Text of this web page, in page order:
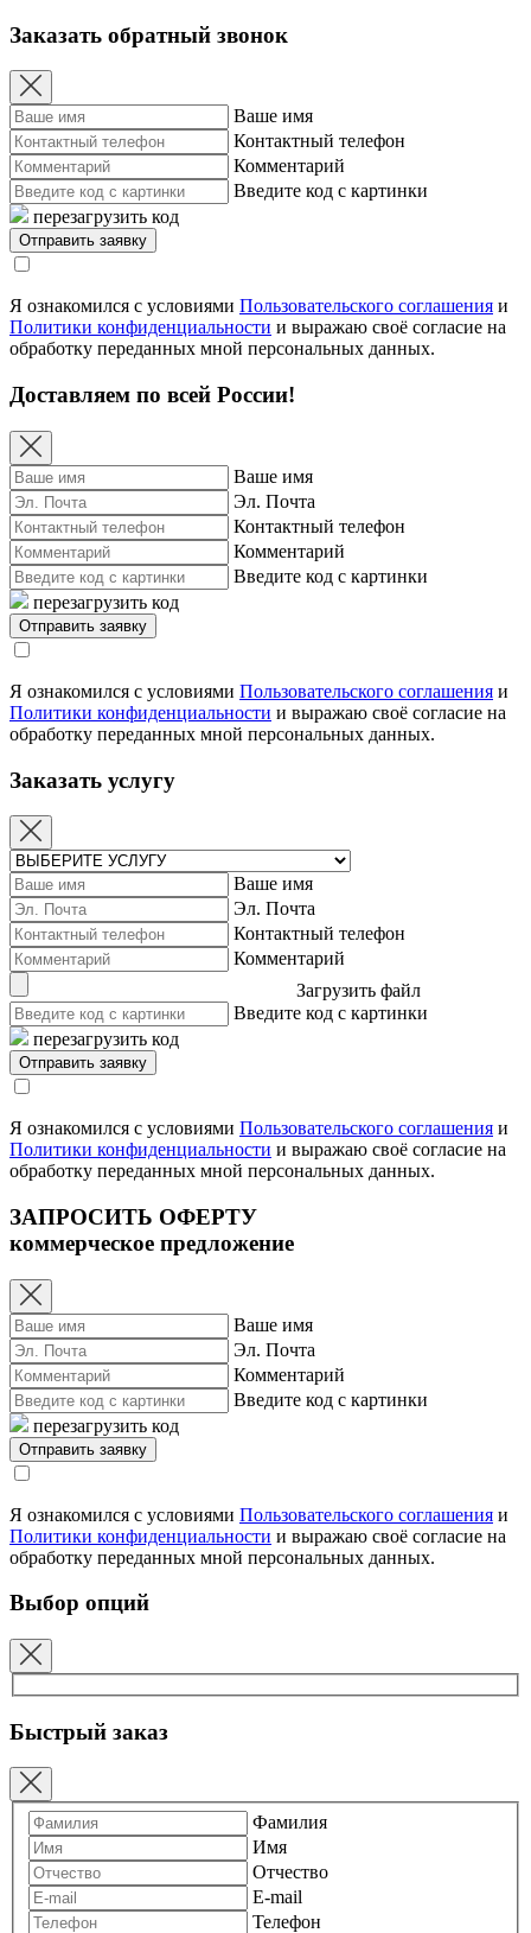
Заказать обратный звонок
Ваше имя
Контактный телефон
Комментарий
Введите код с картинки
перезагрузить код
Я ознакомился с условиями Пользовательского соглашения и
Политики конфиденциальности и выражаю своё согласие на
обработку переданных мной персональных данных.
Доставляем по всей России!
Ваше имя
Эл. Почта
Контактный телефон
Комментарий
Введите код с картинки
перезагрузить код
Я ознакомился с условиями Пользовательского соглашения и
Политики конфиденциальности и выражаю своё согласие на
обработку переданных мной персональных данных.
Заказать услугу
Ваше имя
Эл. Почта
Контактный телефон
Комментарий
Загрузить файл
Введите код с картинки
перезагрузить код
Я ознакомился с условиями Пользовательского соглашения и
Политики конфиденциальности и выражаю своё согласие на
обработку переданных мной персональных данных.
ЗАПРОСИТЬ ОФЕРТУ
коммерческое предложение
Ваше имя
Эл. Почта
Комментарий
Введите код с картинки
перезагрузить код
Я ознакомился с условиями Пользовательского соглашения и
Политики конфиденциальности и выражаю своё согласие на
обработку переданных мной персональных данных.
Выбор опций
Быстрый заказ
Фамилия
Имя
Отчество
E-mail
Телефон